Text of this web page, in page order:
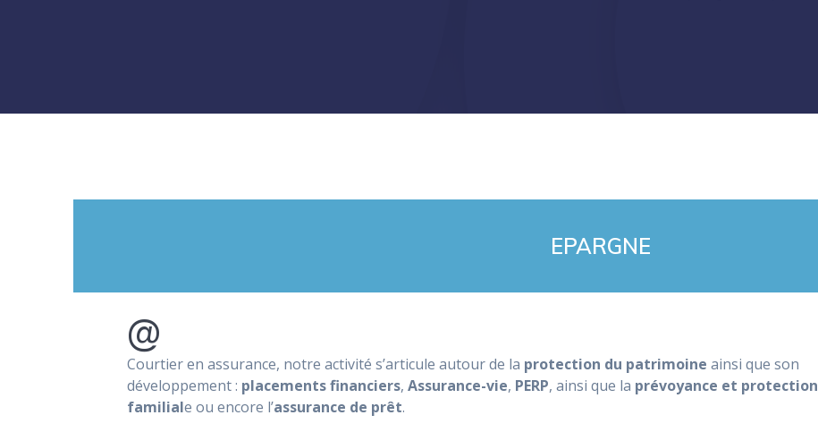
EPARGNE
@
Courtier en assurance, notre activité s’articule autour de la protection du patrimoine ainsi que son
développement : placements financiers, Assurance-vie, PERP, ainsi que la prévoyance et protection
familiale ou encore l’assurance de prêt.